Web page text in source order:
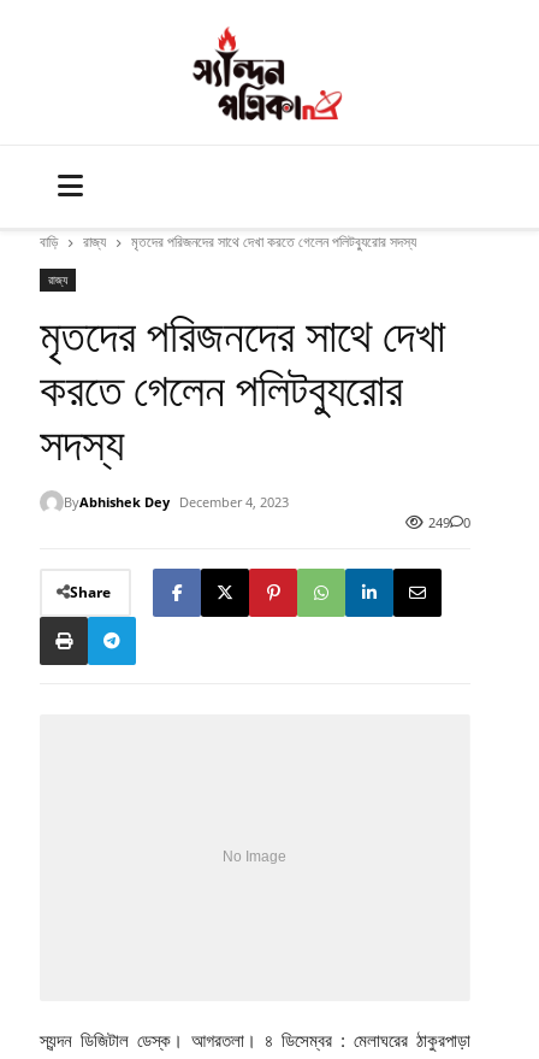
বাড়ি রাজ্য মৃতদের পরিজনদের সাথে দেখা করতে গেলেন পলিটব্যুরোর সদস্য
রাজ্য
মৃতদের পরিজনদের সাথে দেখা
করতে গেলেন পলিটব্যুরোর
সদস্য
ByAbhishek Dey
December 4, 2023
249
0
Share
স্যন্দন ডিজিটাল ডেস্ক। আগরতলা। ৪ ডিসেম্বর : মেলাঘরের ঠাকুরপাড়া